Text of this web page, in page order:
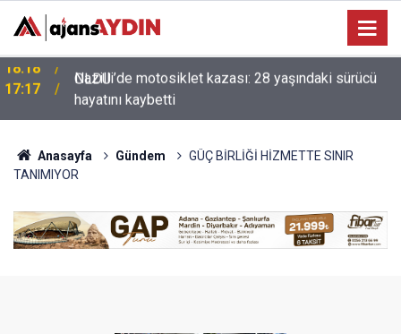
17:17
Nazilli’de motosiklet kazası: 28 yaşındaki sürücü
hayatını kaybetti
Anasayfa Gündem
GÜÇ BİRLİĞİ HİZMETTE SINIR
TANIMIYOR